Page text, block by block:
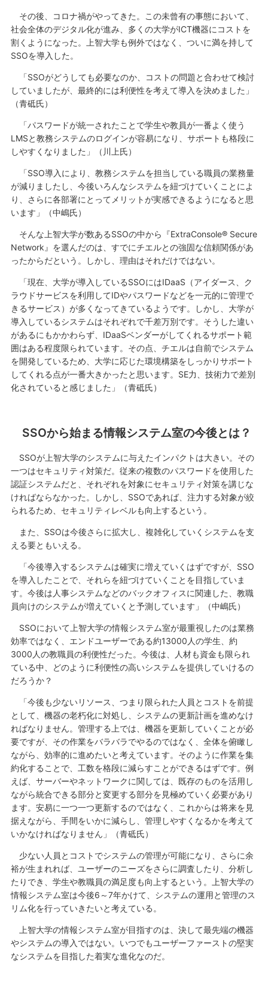
その後、コロナ禍がやってきた。この未曾有の事態において、
社会全体のデジタル化が進み、多くの大学がICT機器にコストを
割くようになった。上智大学も例外ではなく、ついに満を持して
SSOを導入した。
「SSOがどうしても必要なのか、コストの問題と合わせて検討
していましたが、最終的には利便性を考えて導入を決めました」
（青砥氏）
「パスワードが統一されたことで学生や教員が一番よく使う
LMSと教務システムのログインが容易になり、サポートも格段に
しやすくなりました」（川上氏）
「SSO導入により、教務システムを担当している職員の業務量
が減りましたし、今後いろんなシステムを紐づけていくことによ
り、さらに各部署にとってメリットが実感できるようになると思
います」（中嶋氏）
そんな上智大学が数あるSSOの中から『ExtraConsole® Secure
Network』を選んだのは、すでにチエルとの強固な信頼関係があ
ったからだという。しかし、理由はそれだけではない。
「現在、大学が導入しているSSOにはIDaaS（アイダース、ク
ラウドサービスを利用してIDやパスワードなどを一元的に管理で
きるサービス）が多くなってきているようです。しかし、大学が
導入しているシステムはそれぞれで千差万別です。そうした違い
があるにもかかわらず、IDaaSベンダーがしてくれるサポート範
囲はある程度限られています。その点、チエルは自前でシステム
を開発しているため、大学に応じた環境構築をしっかりサポート
してくれる点が一番大きかったと思います。SE力、技術力で差別
化されていると感じました」（青砥氏）
SSOから始まる情報システム室の今後とは？
SSOが上智大学のシステムに与えたインパクトは大きい。その
一つはセキュリティ対策だ。従来の複数のパスワードを使用した
認証システムだと、それぞれを対象にセキュリティ対策を講じな
ければならなかった。しかし、SSOであれば、注力する対象が絞
られるため、セキュリティレベルも向上するという。
また、SSOは今後さらに拡大し、複雑化していくシステムを支
える要ともいえる。
「今後導入するシステムは確実に増えていくはずですが、SSO
を導入したことで、それらを紐づけていくことを目指していま
す。今後は人事システムなどのバックオフィスに関連した、教職
員向けのシステムが増えていくと予測しています」（中嶋氏）
SSOにおいて上智大学の情報システム室が最重視したのは業務
効率ではなく、エンドユーザーである約13000人の学生、約
3000人の教職員の利便性だった。今後は、人材も資金も限られ
ている中、どのように利便性の高いシステムを提供していけるの
だろうか？
「今後も少ないリソース、つまり限られた人員とコストを前提
として、機器の老朽化に対処し、システムの更新計画を進めなけ
ればなりません。管理する上では、機器を更新していくことが必
要ですが、その作業をバラバラでやるのではなく、全体を俯瞰し
ながら、効率的に進めたいと考えています。そのように作業を集
約化することで、工数を格段に減らすことができるはずです。例
えば、サーバーやネットワークに関しては、既存のものを活用し
ながら統合できる部分と変更する部分を見極めていく必要があり
ます。安易に一つ一つ更新するのではなく、これからは将来を見
据えながら、手間をいかに減らし、管理しやすくなるかを考えて
いかなければなりません」（青砥氏）
少ない人員とコストでシステムの管理が可能になり、さらに余
裕が生まれれば、ユーザーのニーズをさらに調査したり、分析し
たりでき、学生や教職員の満足度も向上するという。上智大学の
情報システム室は今後6～7年かけて、システムの運用と管理のス
リム化を行っていきたいと考えている。
上智大学の情報システム室が目指すのは、決して最先端の機器
やシステムの導入ではない。いつでもユーザーファーストの堅実
なシステムを目指した着実な進化なのだ。